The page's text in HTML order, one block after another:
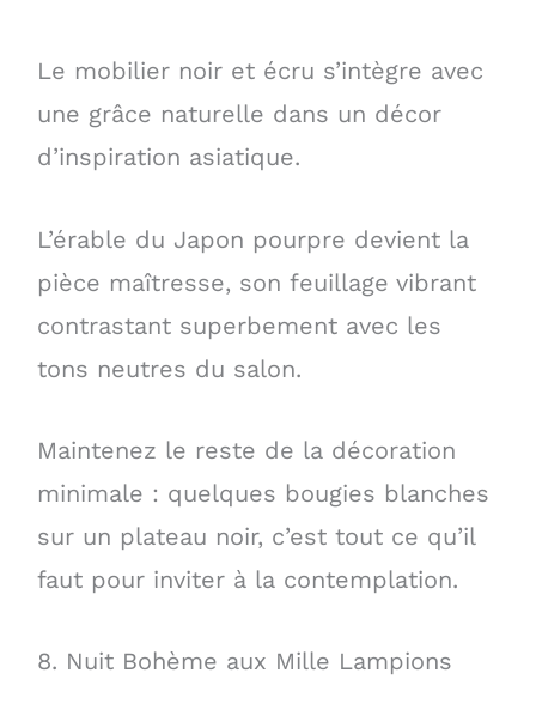
Le mobilier noir et écru s’intègre avec
une grâce naturelle dans un décor
d’inspiration asiatique.
L’érable du Japon pourpre devient la
pièce maîtresse, son feuillage vibrant
contrastant superbement avec les
tons neutres du salon.
Maintenez le reste de la décoration
minimale : quelques bougies blanches
sur un plateau noir, c’est tout ce qu’il
faut pour inviter à la contemplation.
8. Nuit Bohème aux Mille Lampions